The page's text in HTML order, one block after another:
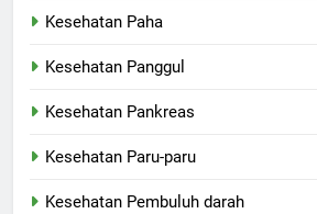
Kesehatan Paha
Kesehatan Panggul
Kesehatan Pankreas
Kesehatan Paru-paru
Kesehatan Pembuluh darah